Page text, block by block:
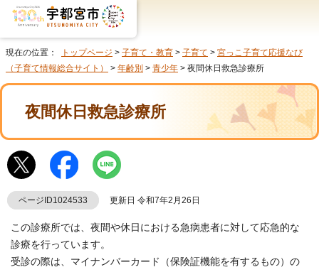
現在の位置： トップページ > 子育て・教育 > 子育て > 宮っこ子育て応援なび
（子育て情報総合サイト）
> 年齢別 > 青少年 > 夜間休日救急診療所
夜間休日救急診療所
ページID1024533 更新日 令和7年2月26日
この診療所では、夜間や休日における急病患者に対して応急的な
診療を行っています。
受診の際は、マイナンバーカード（保険証機能を有するもの）の